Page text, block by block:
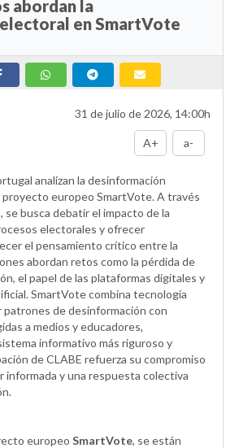
abordan la
en SmartVote
31 de julio de 2026, 14:00h
A+ a-
analizan la desinformación
europeo SmartVote. A través
se busca debatir el impacto de la
electorales y ofrecer
el pensamiento crítico entre la
abordan retos como la pérdida de
el papel de las plataformas digitales y
SmartVote combina tecnología
patrones de desinformación con
a medios y educadores,
informativo más riguroso y
de CLABE refuerza su compromiso
informada y una respuesta colectiva
europeo SmartVote, se están